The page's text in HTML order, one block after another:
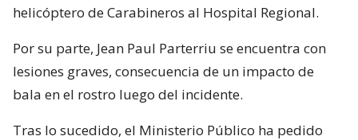
helicóptero de Carabineros al Hospital Regional.
Por su parte, Jean Paul Parterriu se encuentra con
lesiones graves, consecuencia de un impacto de
bala en el rostro luego del incidente.
Tras lo sucedido, el Ministerio Público ha pedido